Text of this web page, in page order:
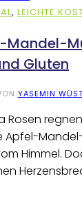
, LEICHTE
Mandel-
Gluten
YASEMIN
Rosen
Apfel-
Himmel.